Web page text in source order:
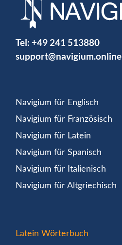
Tel: +49 241 513880
support@navigium.online
Navigium für Englisch
Navigium für Französisch
Navigium für Latein
Navigium für Spanisch
Navigium für Italienisch
Navigium für Altgriechisch
Latein Wörterbuch